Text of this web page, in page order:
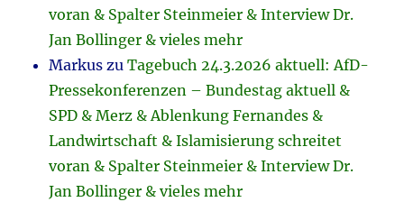
voran & Spalter Steinmeier & Interview Dr.
Jan Bollinger & vieles mehr
Markus zuTagebuch 24.3.2026 aktuell: AfD-
Pressekonferenzen – Bundestag aktuell &
SPD & Merz & Ablenkung Fernandes &
Landwirtschaft & Islamisierung schreitet
voran & Spalter Steinmeier & Interview Dr.
Jan Bollinger & vieles mehr